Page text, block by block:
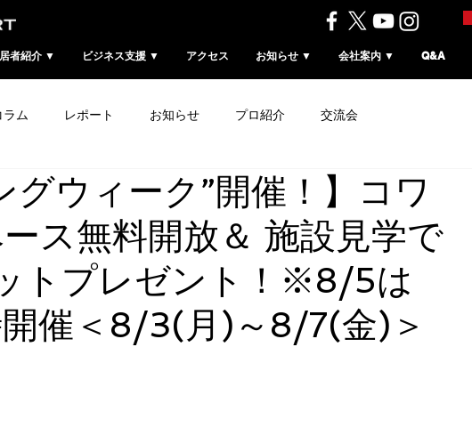
者紹介 ▼ ビジネス支援 ▼ アクセス お知らせ ▼ 会社案内 ▼ Q&A
ラム レポート お知らせ プロ紹介 交流会
グウィーク”開催！】コワ
ス無料開放＆ 施設見学で
トプレゼント！※8/5は
催＜8/3(月)～8/7(金)＞